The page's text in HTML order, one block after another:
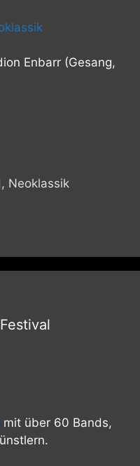
Enbarr (Gesang,
, Neoklassik
mit über 60 Bands,